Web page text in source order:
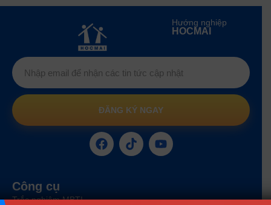
Hướng nghiệp
HOCMAI
ĐĂNG KÝ NGAY
Công cụ
Trắc nghiệm MBTI